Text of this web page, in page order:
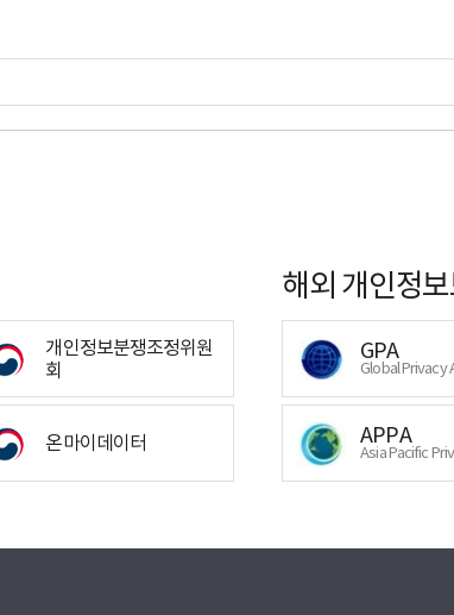
개인정보분쟁조정위원
회
온마이데이터
해외 개인정
GPA
Global Privacy
APPA
Asia Pacific